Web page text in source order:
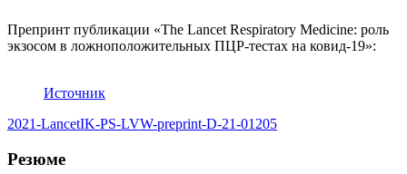
Препринт публикации «The Lancet Respiratory Medicine: роль
экзосом в ложноположительных ПЦР-тестах на ковид-19»:
Источник
2021-LancetIK-PS-LVW-preprint-D-21-01205
Резюме